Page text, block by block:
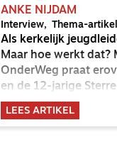
ANKE NIJDAM
Interview Thema-
Als kerkelijk
Maar hoe werkt dat?
OnderWeg praat
en de 12-jarige
LEES ARTIKEL